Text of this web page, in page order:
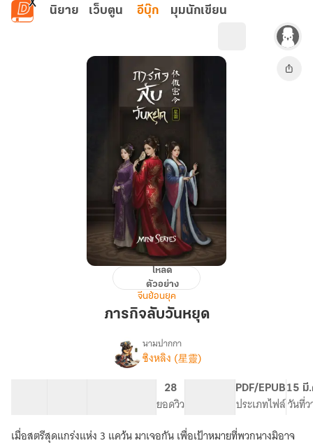
ข้ามไปยังเนื้อหาหลัก
นิยาย เว็บตูน อีบุ๊ก มุมนักเขียน
ภารกิจ
โหลด
ตัวอย่าง
จีนย้อนยุค
ภารกิจลับวันหยุด
เรื่อง
ลับ
วัน
หยุด
[มี
นามปากกา
ซิงหลิง (星靈)
28
ยอดวิว
PDF/EPUB
ประเภทไฟล์
15 มี
วันที่ว
เมื่อสตรีสุดแกร่งแห่ง 3 แคว้น มาเจอกัน เพื่อเป้าหมายที่พวกนางมิอาจ